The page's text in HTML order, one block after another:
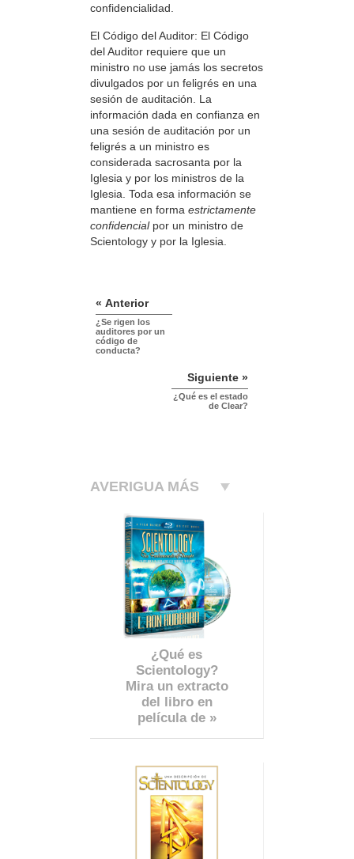
confidencialidad.
El Código del Auditor: El Código
del Auditor requiere que un
ministro no use jamás los secretos
divulgados por un feligrés en una
sesión de auditación. La
información dada en confianza en
una sesión de auditación por un
feligrés a un ministro es
considerada sacrosanta por la
Iglesia y por los ministros de la
Iglesia. Toda esa información se
mantiene en forma estrictamente
confidencialpor un ministro de
Scientology y por la Iglesia.
« Anterior
¿Se rigen los
auditores por un
código de
conducta?
Siguiente »
¿Qué es el estado
de Clear?
AVERIGUA MÁS
¿Qué es
Scientology?
Mira un extracto
del libro en
película de »